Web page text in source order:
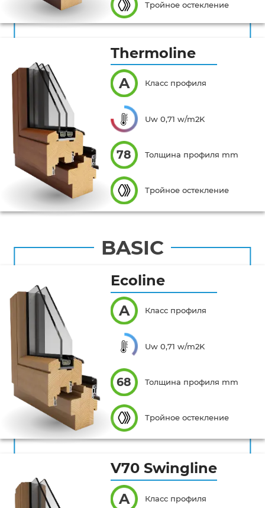
Тройное остекление
Thermoline
A
Класс профиля
Uw 0,71 w/m2K
78 Толщина профиля mm
Тройное остекление
BASIC
Ecoline
A
Класс профиля
Uw 0,71 w/m2K
68 Толщина профиля mm
Тройное остекление
V70 Swingline
A
Класс профиля